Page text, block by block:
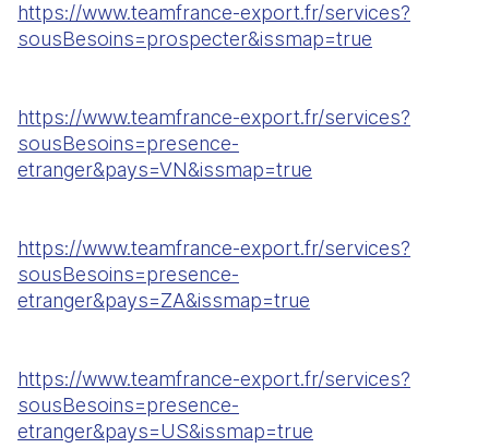
https://www.teamfrance-export.fr/services?
sousBesoins=prospecter&issmap=true
https://www.teamfrance-export.fr/services?
sousBesoins=presence-
etranger&pays=VN&issmap=true
https://www.teamfrance-export.fr/services?
sousBesoins=presence-
etranger&pays=ZA&issmap=true
https://www.teamfrance-export.fr/services?
sousBesoins=presence-
etranger&pays=US&issmap=true